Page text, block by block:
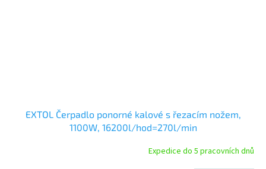
EXTOL Čerpadlo ponorné kalové s řezacím nožem,
1100W, 16200l/hod=270l/min
Expedice do 5 pracovních dnů